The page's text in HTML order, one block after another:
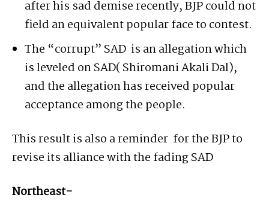
after his sad demise recently, BJP could not
field an equivalent popular face to contest.
The “corrupt” SAD is an allegation which
is leveled on SAD( Shiromani Akali Dal),
and the allegation has received popular
acceptance among the people.
This result is also a reminder for the BJP to
revise its alliance with the fading SAD
Northeast-